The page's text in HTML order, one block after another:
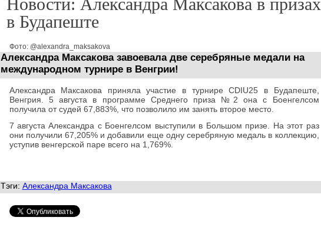
в Будапеште
Фото: @alexandra_maksakova
Александра Максакова завоевала две серебряные медали на
международном турнире в Венгрии!
Александра Максакова приняла участие в турнире CDIU25 в Будапеште,
Венгрия. 5 августа в программе Среднего приза №2 она с Боенгелсом
получила от судей 67,883%, что позволило им занять второе место.
7 августа Александра с Боенгелсом выступили в Большом призе. На этот раз
они получили 67,205% и добавили еще одну серебряную медаль в коллекцию,
уступив венгерской паре всего на 1,769%.
Тэги: Александра Максакова